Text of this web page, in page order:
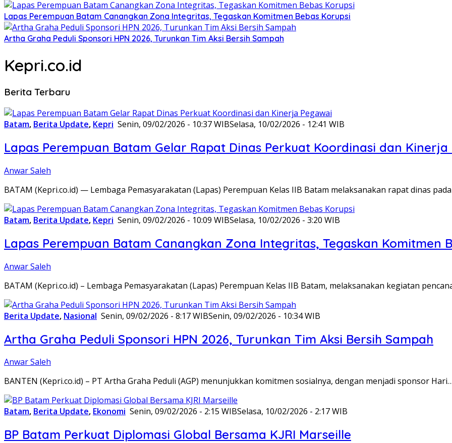
Lapas Perempuan Batam Canangkan Zona Integritas, Tegaskan Komitmen Bebas Korupsi
Artha Graha Peduli Sponsori HPN 2026, Turunkan Tim Aksi Bersih Sampah
Kepri.co.id
Berita Terbaru
Batam, Berita Update, Kepri Senin, 09/02/2026 - 10:37 WIBSelasa, 10/02/2026 - 12:41 WIB
Lapas Perempuan Batam Gelar Rapat Dinas Perkuat Koordinasi dan Kinerja
Anwar Saleh
BATAM (Kepri.co.id) — Lembaga Pemasyarakatan (Lapas) Perempuan Kelas IIB Batam melaksanakan rapat dinas
Batam, Berita Update, Kepri Senin, 09/02/2026 - 10:09 WIBSelasa, 10/02/2026 - 3:20 WIB
Lapas Perempuan Batam Canangkan Zona Integritas, Tegaskan Komitmen
Anwar Saleh
BATAM (Kepri.co.id) – Lembaga Pemasyarakatan (Lapas) Perempuan Kelas IIB Batam, melaksanakan kegiatan
Berita Update, Nasional Senin, 09/02/2026 - 8:17 WIBSenin, 09/02/2026 - 10:34 WIB
Artha Graha Peduli Sponsori HPN 2026, Turunkan Tim Aksi Bersih Sampah
Anwar Saleh
BANTEN (Kepri.co.id) – PT Artha Graha Peduli (AGP) menunjukkan komitmen sosialnya, dengan menjadi sponsor Hari…
Batam, Berita Update, Ekonomi Senin, 09/02/2026 - 2:15 WIBSelasa, 10/02/2026 - 2:17 WIB
BP Batam Perkuat Diplomasi Global Bersama KJRI Marseille